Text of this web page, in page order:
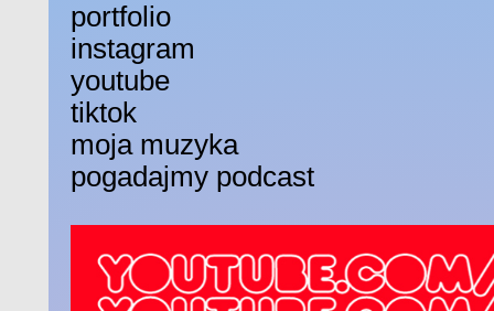
portfolio
instagram
youtube
tiktok
moja muzyka
pogadajmy podcast